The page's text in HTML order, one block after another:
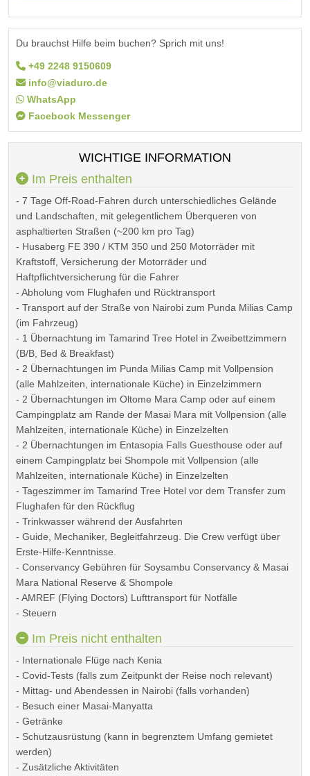
Du brauchst Hilfe beim buchen? Sprich mit uns!
+49 2248 9150609
info@viaduro.de
WhatsApp
Facebook Messenger
WICHTIGE INFORMATION
Im Preis enthalten
- 7 Tage Off-Road-Fahren durch unterschiedliches Gelände
und Landschaften, mit gelegentlichem Überqueren von
asphaltierten Straßen (~200 km pro Tag)
- Husaberg FE 390 / KTM 350 und 250 Motorräder mit
Kraftstoff, Versicherung der Motorräder und
Haftpflichtversicherung für die Fahrer
- Abholung vom Flughafen und Rücktransport
- Transport auf der Straße von Nairobi zum Punda Milias Camp
(im Fahrzeug)
- 1 Übernachtung im Tamarind Tree Hotel in Zweibettzimmern
(B/B, Bed & Breakfast)
- 2 Übernachtungen im Punda Milias Camp mit Vollpension
(alle Mahlzeiten, internationale Küche) in Einzelzimmern
- 2 Übernachtungen im Oltome Mara Camp oder auf einem
Campingplatz am Rande der Masai Mara mit Vollpension (alle
Mahlzeiten, internationale Küche) in Einzelzelten
- 2 Übernachtungen im Entasopia Falls Guesthouse oder auf
einem Campingplatz bei Shompole mit Vollpension (alle
Mahlzeiten, internationale Küche) in Einzelzelten
- Tageszimmer im Tamarind Tree Hotel vor dem Transfer zum
Flughafen für den Rückflug
- Trinkwasser während der Ausfahrten
- Guide, Mechaniker, Begleitfahrzeug. Die Crew verfügt über
Erste-Hilfe-Kenntnisse.
- Conservancy Gebühren für Soysambu Conservancy & Masai
Mara National Reserve & Shompole
- AMREF (Flying Doctors) Lufttransport für Notfälle
- Steuern
Im Preis nicht enthalten
- Internationale Flüge nach Kenia
- Covid-Tests (falls zum Zeitpunkt der Reise noch relevant)
- Mittag- und Abendessen in Nairobi (falls vorhanden)
- Besuch einer Masai-Manyatta
- Getränke
- Schutzausrüstung (kann in begrenztem Umfang gemietet
werden)
- Zusätzliche Aktivitäten